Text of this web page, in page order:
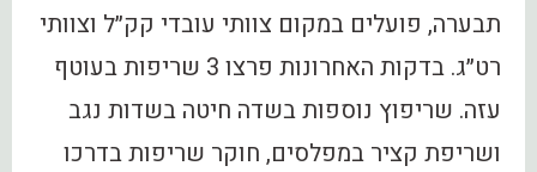
תבערה, פועלים במקום צוותי עובדי קק״ל וצוותי
רט״ג. בדקות האחרונות פרצו 3 שריפות בעוטף
עזה. שריפוץ נוספות בשדה חיטה בשדות נגב
ושריפת קציר במפלסים, חוקר שריפות בדרכו